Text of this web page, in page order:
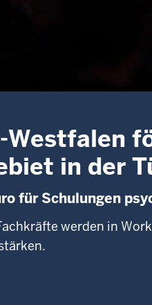
Westfalen
in der
für Schulungen
werden in